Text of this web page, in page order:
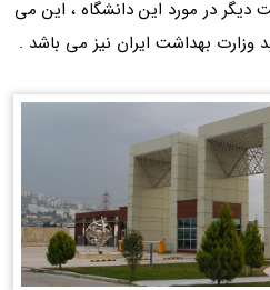
دیگر در مورد این دانشگاه ، این می
وزارت بهداشت ایران نیز می باشد .